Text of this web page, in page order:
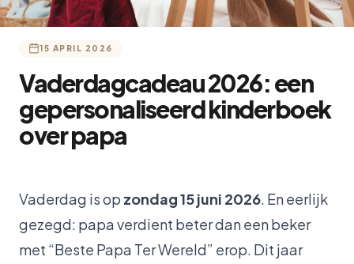
15 APRIL 2026
Vaderdagcadeau 2026: een
gepersonaliseerd kinderboek
over papa
Vaderdag is op zondag 15 juni 2026. En eerlijk
gezegd: papa verdient beter dan een beker
met “Beste Papa Ter Wereld” erop. Dit jaar